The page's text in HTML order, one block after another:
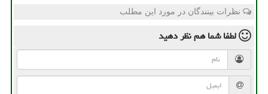
نظرات بینندگان در مورد این مطلب
لطفا شما همنظر دهید